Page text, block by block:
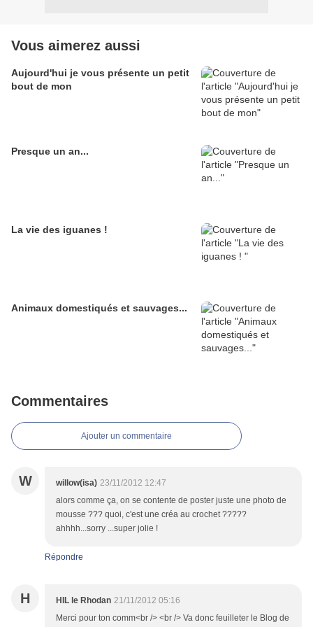
Vous aimerez aussi
Aujourd'hui je vous présente un petit
bout de mon
Presque un an...
La vie des iguanes !
Animaux domestiqués et sauvages...
Commentaires
Ajouter un commentaire
W willow(isa) 23/11/2012 12:47
alors comme ça, on se contente de poster juste une photo de
mousse ??? quoi, c'est une créa au crochet ?????
ahhhh...sorry ...super jolie !
Répondre
H HIL le Rhodan 21/11/2012 05:16
Merci pour ton comm<br /> <br /> Va donc feuilleter le Blog de